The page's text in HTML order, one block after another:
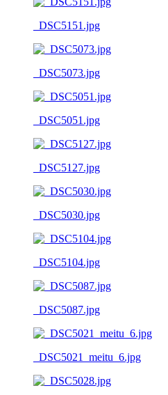
_DSC5151.jpg
_DSC5073.jpg
_DSC5051.jpg
_DSC5127.jpg
_DSC5030.jpg
_DSC5104.jpg
_DSC5087.jpg
_DSC5021_meitu_6.jpg